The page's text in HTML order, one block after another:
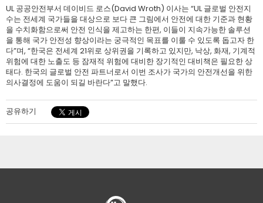
UL 공공안전부서 데이비드 로스(David Wroth) 이사는 “UL 글로벌 안전지
수는 전세계 국가들을 대상으로 보다 큰 그림에서 안전에 대한 기준과 현황
을 수치화함으로써 안전 인식을 제고하는 한편, 이들이 지속가능한 솔루션
을 통해 국가 안전성 향상이라는 궁극적인 목표를 이룰 수 있도록 돕고자 한
다”며, “한국은 전세계 21위로 상위권을 기록하고 있지만, 낙상, 화재, 기계적
위험에 대한 노출도 등 잠재적 위험에 대비한 장기적인 대비책은 필요한 상
태다. 한국의 글로벌 안전 파트너로서 이번 조사가 국가의 안전개선을 위한
의사결정에 도움이 되길 바란다”고 말했다.
공유하기